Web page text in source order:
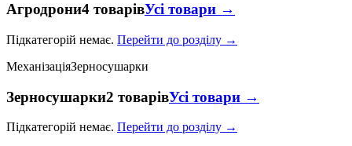
Агродрони4 товарівУсі товари →
Підкатегорій немає. Перейти до розділу →
МеханізаціяЗерносушарки
Зерносушарки2 товарівУсі товари →
Підкатегорій немає. Перейти до розділу →